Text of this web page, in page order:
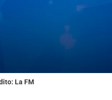
La FM